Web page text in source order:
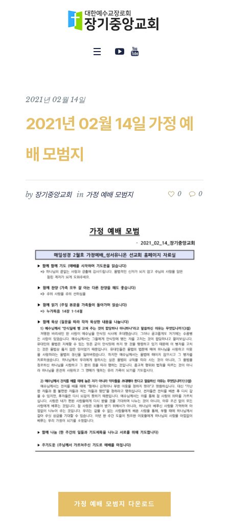
2021년 02월 14일
2021년 02월 14일 가정 예
배 모범지
by 장기중앙교회 in 가정 예배 모범지 0 0
가정 예배 모범지 다운로드